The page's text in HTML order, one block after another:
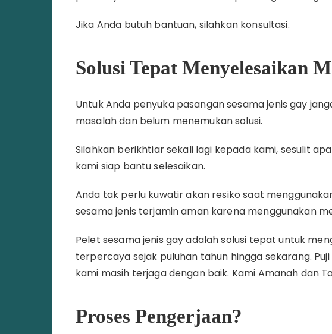
Jika Anda butuh bantuan, silahkan konsultasi.
Solusi Tepat Menyelesaikan
Untuk Anda penyuka pasangan sesama jenis gay
masalah dan belum menemukan solusi.
Silahkan berikhtiar sekali lagi kepada kami, sesulit
kami siap bantu selesaikan.
Anda tak perlu kuwatir akan resiko saat
sesama jenis terjamin aman karena menggunakan
Pelet sesama jenis gay adalah solusi tepat untuk
terpercaya sejak puluhan tahun hingga sekarang.
kami masih terjaga dengan baik. Kami Amanah dan
Proses Pengerjaan?